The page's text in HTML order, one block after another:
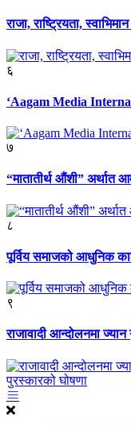
राजा, राष्ट्रियता,
६
‘Aagam Media
७
“मातातीर्थ औंशी” अर्थात
८
पूर्विय समाजको आधुनिक
९
राजावादी आन्दोलनमा